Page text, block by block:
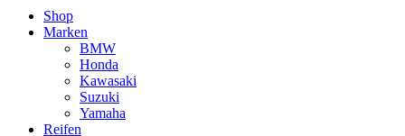
Shop
Marken
BMW
Honda
Kawasaki
Suzuki
Yamaha
Reifen